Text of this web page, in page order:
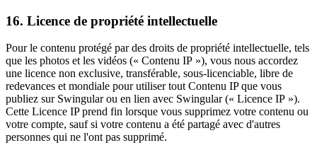
16. Licence de propriété intellectuelle
Pour le contenu protégé par des droits de propriété intellectuelle, tels
que les photos et les vidéos (« Contenu IP »), vous nous accordez
une licence non exclusive, transférable, sous-licenciable, libre de
redevances et mondiale pour utiliser tout Contenu IP que vous
publiez sur Swingular ou en lien avec Swingular (« Licence IP »).
Cette Licence IP prend fin lorsque vous supprimez votre contenu ou
votre compte, sauf si votre contenu a été partagé avec d'autres
personnes qui ne l'ont pas supprimé.